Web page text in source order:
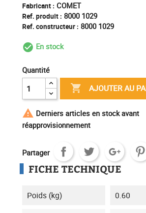
Fabricant : COMET
Ref. produit : 8000 1029
Ref. constructeur : 8000 1029
check_circle_outline
En stock
Quantité
 AJOUTER AU
 Derniers articles en stock avant
réapprovisionnement
Partager
FICHE TECHNIQUE
Poids (kg) 0.60